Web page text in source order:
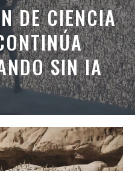
DE CIENCIA
SIN IA